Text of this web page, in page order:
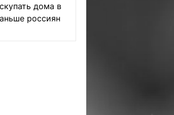
дома в
россиян